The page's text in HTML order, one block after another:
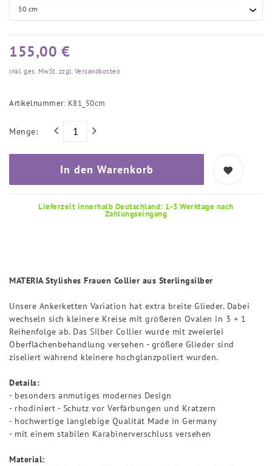
155,00 €
inkl. ges. MwSt. zzgl.Versandkosten
Artikelnummer: K81_50cm
Menge:
In den Warenkorb
Lieferzeit innerhalb Deutschland: 1-3 Werktage nach
Zahlungseingang
MATERIA Stylishes Frauen Collier aus Sterlingsilber
Unsere Ankerketten Variation hat extra breite Glieder. Dabei
wechseln sich kleinere Kreise mit größeren Ovalen in 3 + 1
Reihenfolge ab. Das Silber Collier wurde mit zweierlei
Oberflächenbehandlung versehen - größere Glieder sind
ziseliert während kleinere hochglanzpoliert wurden.
Details:
- besonders anmutiges modernes Design
- rhodiniert - Schutz vor Verfärbungen und Kratzern
- hochwertige langlebige Qualität Made in Germany
- mit einem stabilen Karabinerverschluss versehen
Material: